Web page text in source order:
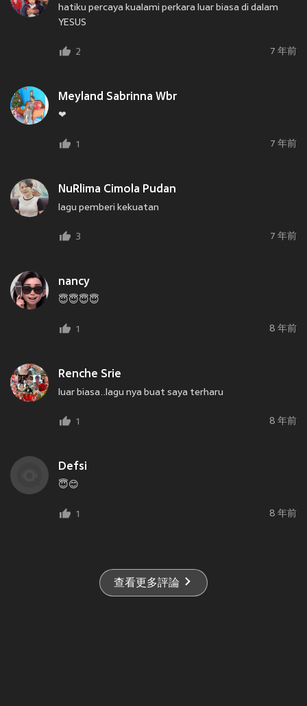
hatiku percaya kualami perkara luar biasa di dalam
YESUS
2 7 年前
Meyland Sabrinna Wbr
❤
1 7 年前
NuRlima Cimola Pudan
lagu pemberi kekuatan
3 7 年前
nancy
😇😇😇😇
1 8 年前
Renche Srie
luar biasa..lagu nya buat saya terharu
1 8 年前
Defsi
😇😊
1 8 年前
查看更多評論